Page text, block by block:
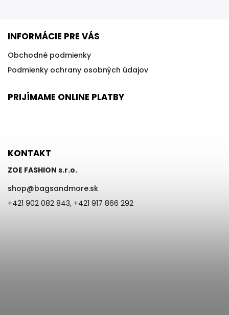
INFORMÁCIE PRE VÁS
Obchodné podmienky
Podmienky ochrany osobných údajov
PRIJÍMAME ONLINE PLATBY
KONTAKT
ZOE FASHION s.r.o.
shop@bagsandmore.sk
+421 902 082 843, +421 917 866 292